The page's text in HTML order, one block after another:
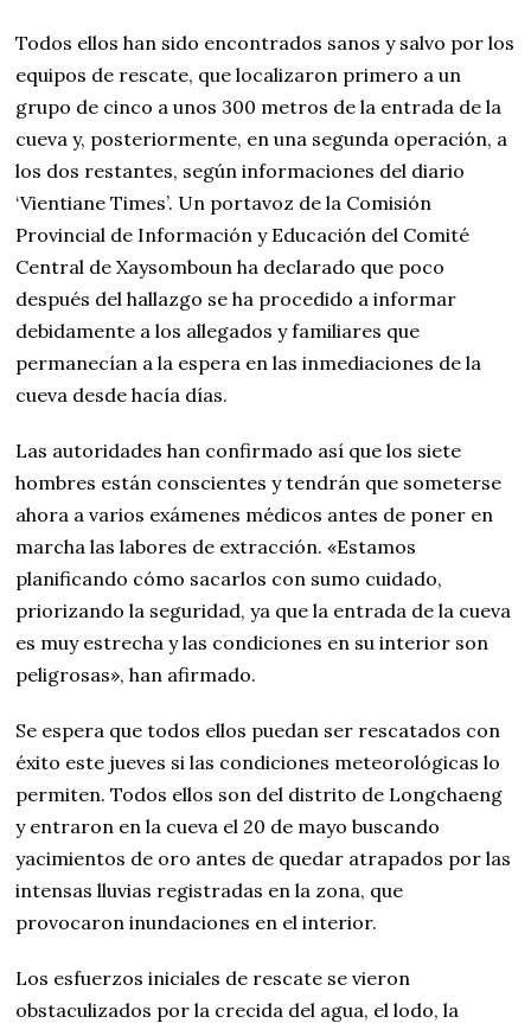
Todos ellos han sido encontrados sanos y salvo por los
equipos de rescate, que localizaron primero a un
grupo de cinco a unos 300 metros de la entrada de la
cueva y, posteriormente, en una segunda operación, a
los dos restantes, según informaciones del diario
‘Vientiane Times’. Un portavoz de la Comisión
Provincial de Información y Educación del Comité
Central de Xaysomboun ha declarado que poco
después del hallazgo se ha procedido a informar
debidamente a los allegados y familiares que
permanecían a la espera en las inmediaciones de la
cueva desde hacía días.
Las autoridades han confirmado así que los siete
hombres están conscientes y tendrán que someterse
ahora a varios exámenes médicos antes de poner en
marcha las labores de extracción. «Estamos
planificando cómo sacarlos con sumo cuidado,
priorizando la seguridad, ya que la entrada de la cueva
es muy estrecha y las condiciones en su interior son
peligrosas», han afirmado.
Se espera que todos ellos puedan ser rescatados con
éxito este jueves si las condiciones meteorológicas lo
permiten. Todos ellos son del distrito de Longchaeng
y entraron en la cueva el 20 de mayo buscando
yacimientos de oro antes de quedar atrapados por las
intensas lluvias registradas en la zona, que
provocaron inundaciones en el interior.
Los esfuerzos iniciales de rescate se vieron
obstaculizados por la crecida del agua, el lodo, la